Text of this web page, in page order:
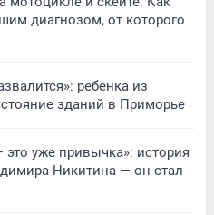
диагнозом, от которого
ребенка из
зданий в Приморье
уже привычка»: история
Никитина — он стал